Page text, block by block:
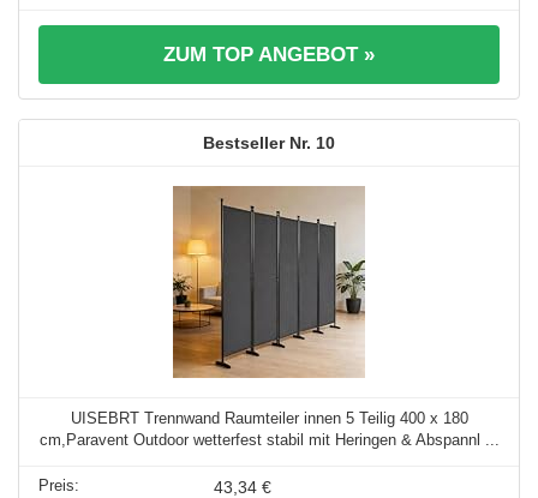
ZUM TOP ANGEBOT »
10
UISEBRT Trennwand Raumteiler innen 5 Teilig 400 x 180
cm,Paravent Outdoor wetterfest stabil mit Heringen & Abspannl ...
43,34 €